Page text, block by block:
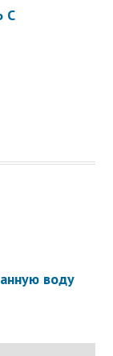
С
воду